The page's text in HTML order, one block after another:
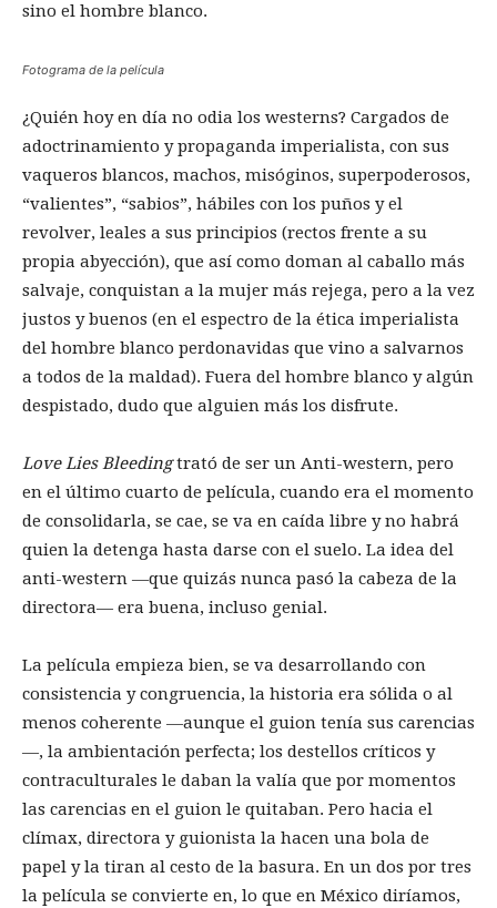
sino el hombre blanco.
Fotograma de la película
¿Quién hoy en día no odia los westerns? Cargados de
adoctrinamiento y propaganda imperialista, con sus
vaqueros blancos, machos, misóginos, superpoderosos,
“valientes”, “sabios”, hábiles con los puños y el
revolver, leales a sus principios (rectos frente a su
propia abyección), que así como doman al caballo más
salvaje, conquistan a la mujer más rejega, pero a la vez
justos y buenos (en el espectro de la ética imperialista
del hombre blanco perdonavidas que vino a salvarnos
a todos de la maldad). Fuera del hombre blanco y algún
despistado, dudo que alguien más los disfrute.
Love Lies Bleedingtrató de ser un Anti-western, pero
en el último cuarto de película, cuando era el momento
de consolidarla, se cae, se va en caída libre y no habrá
quien la detenga hasta darse con el suelo. La idea del
anti-western —que quizás nunca pasó la cabeza de la
directora— era buena, incluso genial.
La película empieza bien, se va desarrollando con
consistencia y congruencia, la historia era sólida o al
menos coherente —aunque el guion tenía sus carencias
—, la ambientación perfecta; los destellos críticos y
contraculturales le daban la valía que por momentos
las carencias en el guion le quitaban. Pero hacia el
clímax, directora y guionista la hacen una bola de
papel y la tiran al cesto de la basura. En un dos por tres
la película se convierte en, lo que en México diríamos,